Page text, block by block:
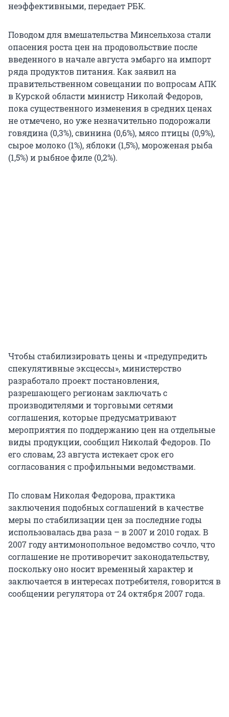
неэффективными, передает РБК.
Поводом для вмешательства Минсельхоза стали
опасения роста цен на продовольствие после
введенного в начале августа эмбарго на импорт
ряда продуктов питания. Как заявил на
правительственном совещании по вопросам АПК
в Курской области министр Николай Федоров,
пока существенного изменения в средних ценах
не отмечено, но уже незначительно подорожали
говядина (0,3%), свинина (0,6%), мясо птицы (0,9%),
сырое молоко (1%), яблоки (1,5%), мороженая рыба
(1,5%) и рыбное филе (0,2%).
Чтобы стабилизировать цены и «предупредить
спекулятивные эксцессы», министерство
разработало проект постановления,
разрешающего регионам заключать с
производителями и торговыми сетями
соглашения, которые предусматривают
мероприятия по поддержанию цен на отдельные
виды продукции, сообщил Николай Федоров. По
его словам, 23 августа истекает срок его
согласования с профильными ведомствами.
По словам Николая Федорова, практика
заключения подобных соглашений в качестве
меры по стабилизации цен за последние годы
использовалась два раза – в 2007 и 2010 годах. В
2007 году антимонопольное ведомство сочло, что
соглашение не противоречит законодательству,
поскольку оно носит временный характер и
заключается в интересах потребителя, говорится в
сообщении регулятора от 24 октября 2007 года.